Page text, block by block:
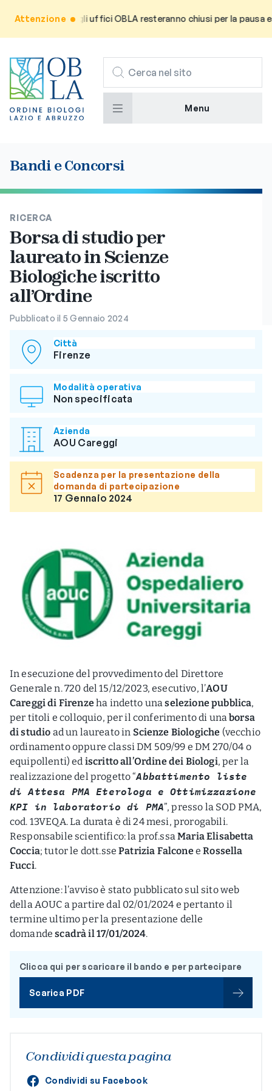
Attenzione
l’utenza che gli uffici OBLA resteranno chiusi per la pausa
CERCA
Menu
Bandi e Concorsi
RICERCA
Borsa di studio per
laureato in Scienze
Biologiche iscritto
all’Ordine
Pubblicato il 5 Gennaio 2024
Città
Firenze
Modalità operativa
Non specificata
Azienda
AOU Careggi
Scadenza per la presentazione della
domanda di partecipazione
17 Gennaio 2024
In esecuzione del provvedimento del Direttore
Generale n. 720 del 15/12/2023, esecutivo, l’AOU
Careggi di Firenzeha indetto unaselezione pubblica,
per titoli e colloquio, per il conferimento di unaborsa
di studio ad un laureato in Scienze Biologiche (vecchio
ordinamento oppure classi DM 509/99 e DM 270/04 o
equipollenti) ed iscritto all’Ordine dei Biologi, per la
realizzazione del progetto “Abbattimento liste
di Attesa PMAEterologa e Ottimizzazione
KPI in laboratorio di PMA”, presso la SOD PMA,
cod. 13VEQA. La durata è di 24 mesi, prorogabili.
Responsabile scientifico: la prof.ssaMaria Elisabetta
Coccia; tutor le dott.ssePatrizia FalconeeRossella
Fucci.
Attenzione: l’avviso è stato pubblicato sul sito web
della AOUC a partire dal 02/01/2024 e pertanto il
termine ultimo per la presentazione delle
domandescadrà il 17/01/2024.
Clicca qui per scaricare il bando e per partecipare
Scarica PDF
Condividi questa pagina
Condividi su Facebook